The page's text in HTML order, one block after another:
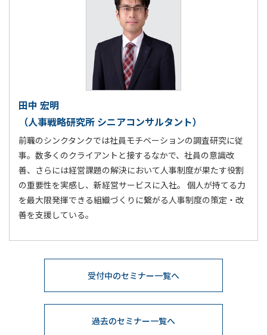
田中 宏明
（人事戦略研究所 シニアコンサルタント）
前職のシンクタンクでは社員モチベーションの調査研究に従
事。数多くのクライアントと接するなかで、社員の意識改
善、さらには経営課題の解決において人事制度が果たす役割
の重要性を実感し、新経営サービスに入社。 個人が持てる力
を最大限発揮できる組織づくりに繋がる人事制度の策定・改
善を支援している。
受付中のセミナー一覧へ
過去のセミナー一覧へ